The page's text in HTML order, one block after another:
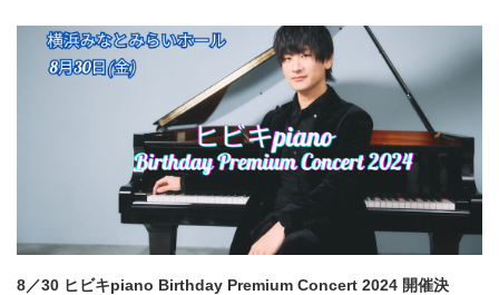
8／30 ヒビキpiano Birthday Premium Concert 2024 開催決